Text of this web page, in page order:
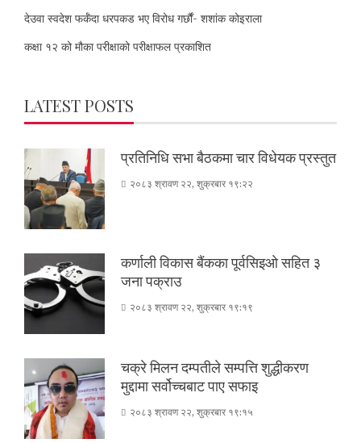
देउवा स्वदेश फर्कँदा धरपकड भए विरोध गर्छौं- शशांक कोइराला
कक्षा १२ को मौका परीक्षाको परीक्षाफल प्रकाशित
LATEST POSTS
प्रतिनिधि सभा बैठकमा चार विधेयक प्रस्तुत
२०८३ श्रावण २२, शुक्रबार १९:२२
कर्णाली विकास बैंकका पूर्वसिइओ सहित ३
जना पक्राउ
२०८३ श्रावण २२, शुक्रबार १९:१९
चक्रे मिलन दम्पतीले सम्पत्ति शुद्धीकरण
मुद्दामा सर्वोच्चबाट पाए सफाइ
२०८३ श्रावण २२, शुक्रबार १९:१५